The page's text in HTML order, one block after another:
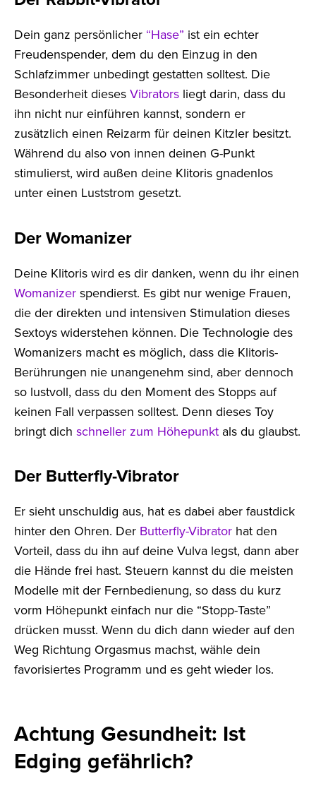
Dein ganz persönlicher “Hase” ist ein echter
Freudenspender, dem du den Einzug in den
Schlafzimmer unbedingt gestatten solltest. Die
Besonderheit dieses Vibrators liegt darin, dass du
ihn nicht nur einführen kannst, sondern er
zusätzlich einen Reizarm für deinen Kitzler besitzt.
Während du also von innen deinen G-Punkt
stimulierst, wird außen deine Klitoris gnadenlos
unter einen Luststrom gesetzt.
Der Womanizer
Deine Klitoris wird es dir danken, wenn du ihr einen
Womanizer spendierst. Es gibt nur wenige Frauen,
die der direkten und intensiven Stimulation dieses
Sextoys widerstehen können. Die Technologie des
Womanizers macht es möglich, dass die Klitoris-
Berührungen nie unangenehm sind, aber dennoch
so lustvoll, dass du den Moment des Stopps auf
keinen Fall verpassen solltest. Denn dieses Toy
bringt dich schneller zum Höhepunkt als du glaubst.
Der Butterfly-Vibrator
Er sieht unschuldig aus, hat es dabei aber faustdick
hinter den Ohren. Der Butterfly-Vibrator hat den
Vorteil, dass du ihn auf deine Vulva legst, dann aber
die Hände frei hast. Steuern kannst du die meisten
Modelle mit der Fernbedienung, so dass du kurz
vorm Höhepunkt einfach nur die “Stopp-Taste”
drücken musst. Wenn du dich dann wieder auf den
Weg Richtung Orgasmus machst, wähle dein
favorisiertes Programm und es geht wieder los.
Achtung Gesundheit: Ist
Edging gefährlich?